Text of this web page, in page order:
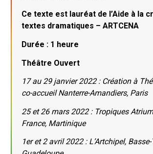
Ce texte est lauréat de l’Aide à la
textes dramatiques – ARTCENA
Durée : 1 heure
Théâtre Ouvert
17 au 29 janvier 2022 : Création à
co-accueil Nanterre-Amandiers, Paris
25 et 26 mars 2022 : Tropiques
France, Martinique
1er et 2 avril 2022 : L’Artchipel, Basse-